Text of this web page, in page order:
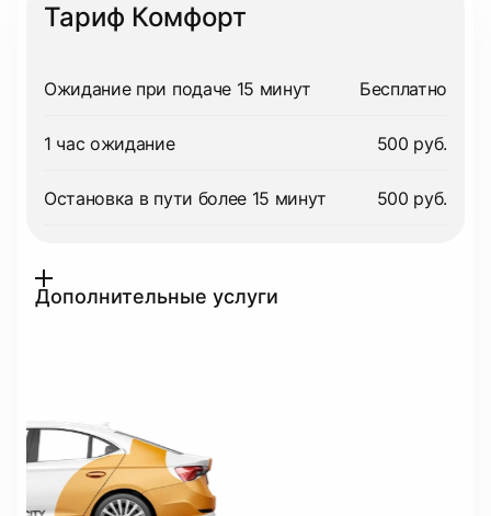
Тариф Комфорт
Ожидание при подаче 15 минут Бесплатно
1 час ожидание 500 руб.
Остановка в пути более 15 минут 500 руб.
Дополнительные услуги